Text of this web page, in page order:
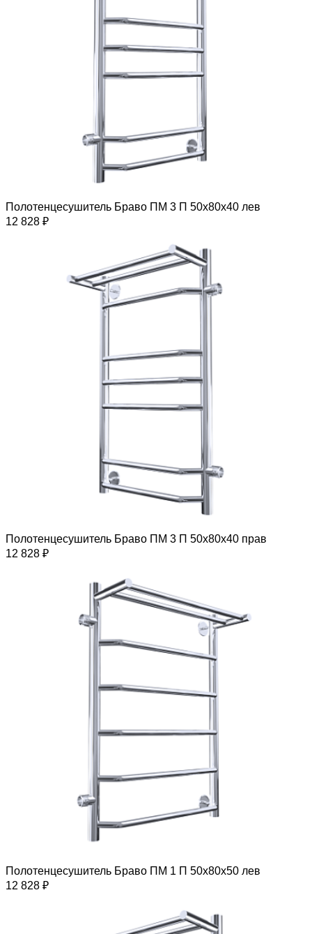
Полотенцесушитель Браво ПМ 3 П 50х80х40 лев
12 828 ₽
Полотенцесушитель Браво ПМ 3 П 50х80х40 прав
12 828 ₽
Полотенцесушитель Браво ПМ 1 П 50х80х50 лев
12 828 ₽